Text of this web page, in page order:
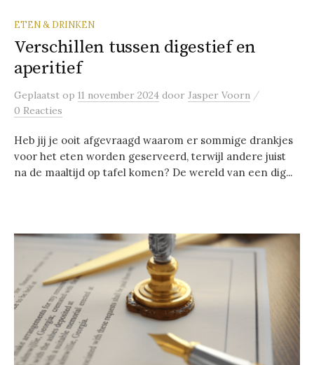
ETEN & DRINKEN
Verschillen tussen digestief en
aperitief
Geplaatst op 11 november 2024 door Jasper Voorn /
0 Reacties
Heb jij je ooit afgevraagd waarom er sommige drankjes
voor het eten worden geserveerd, terwijl andere juist
na de maaltijd op tafel komen? De wereld van een dig...